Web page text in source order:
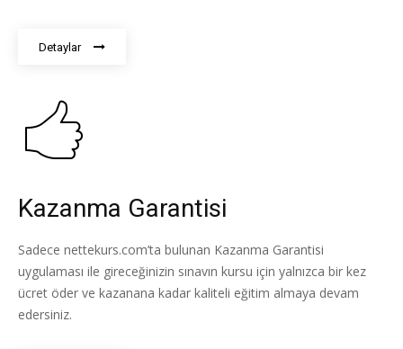
Detaylar
Kazanma Garantisi
Sadece nettekurs.com’ta bulunan Kazanma Garantisi
uygulaması ile gireceğinizin sınavın kursu için yalnızca bir kez
ücret öder ve kazanana kadar kaliteli eğitim almaya devam
edersiniz.